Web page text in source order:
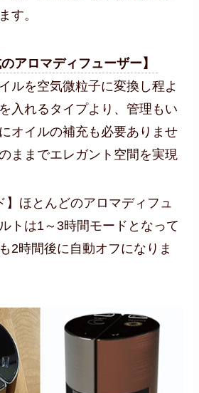
す。
アロマディフューザー】
ルを空気微粒子に変換し程よ
入れるタイプより、管理もい
オイルの補充も必要ありませ
ままでエレガント空間を実現
】ほとんどのアロマディフュ
トは1～3時間モードとなって
2時間後に自動オフになりま